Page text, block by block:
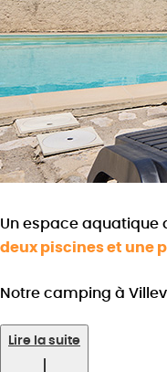
Un espace aquatique
deux piscines et une
Notre camping à
Lire la suite